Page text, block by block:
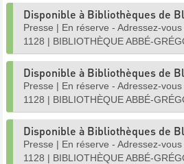
Disponible à Bibliothèques de
Presse | En réserve - Adressez-
1128 | BIBLIOTHÈQUE ABBÉ-
Disponible à Bibliothèques de
Presse | En réserve - Adressez-
1128 | BIBLIOTHÈQUE ABBÉ-
Disponible à Bibliothèques de
Presse | En réserve - Adressez-
1128 | BIBLIOTHÈQUE ABBÉ-